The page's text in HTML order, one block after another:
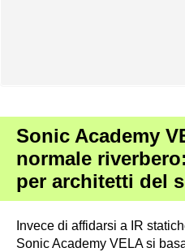
Sonic Academy
normale
per architetti del
Invece di affidarsi a IR
Sonic Academy VELA si